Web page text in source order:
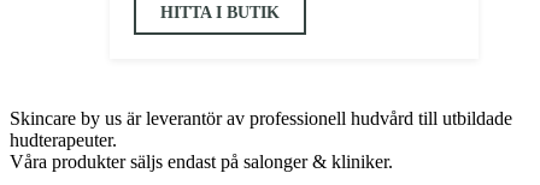
HITTA I BUTIK
Skincare by us är leverantör av professionell hudvård till utbildade
hudterapeuter.
Våra produkter säljs endast på salonger & kliniker.